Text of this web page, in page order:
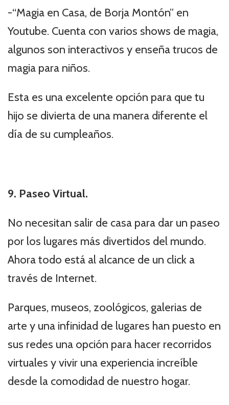
-“Magia en Casa, de Borja Montón” en
Youtube. Cuenta con varios shows de magia,
algunos son interactivos y enseña trucos de
magia para niños.
Esta es una excelente opción para que tu
hijo se divierta de una manera diferente el
día de su cumpleaños.
9. Paseo Virtual.
No necesitan salir de casa para dar un paseo
por los lugares más divertidos del mundo.
Ahora todo está al alcance de un click a
través de Internet.
Parques, museos, zoológicos, galerias de
arte y una infinidad de lugares han puesto en
sus redes una opción para hacer recorridos
virtuales y vivir una experiencia increíble
desde la comodidad de nuestro hogar.